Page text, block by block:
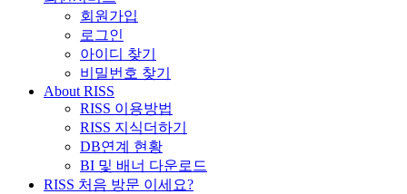
회원가입
로그인
아이디 찾기
비밀번호 찾기
About RISS
RISS 이용방법
RISS 지식더하기
DB연계 현황
BI 및 배너 다운로드
RISS 처음 방문 이세요?